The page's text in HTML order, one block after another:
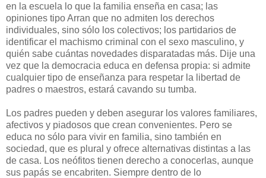
en la escuela lo que la familia enseña en casa; las
opiniones tipo Arran que no admiten los derechos
individuales, sino sólo los colectivos; los partidarios de
identificar el machismo criminal con el sexo masculino, y
quién sabe cuántas novedades disparatadas más. Dije una
vez que la democracia educa en defensa propia: si admite
cualquier tipo de enseñanza para respetar la libertad de
padres o maestros, estará cavando su tumba.
Los padres pueden y deben asegurar los valores familiares,
afectivos y piadosos que crean convenientes. Pero se
educa no sólo para vivir en familia, sino también en
sociedad, que es plural y ofrece alternativas distintas a las
de casa. Los neófitos tienen derecho a conocerlas, aunque
sus papás se encabriten. Siempre dentro de lo